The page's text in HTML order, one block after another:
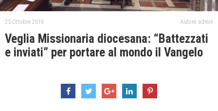
25 Ottobre 2019 Autore: admin
Veglia Missionaria diocesana: “Battezzati
e inviati” per portare al mondo il Vangelo